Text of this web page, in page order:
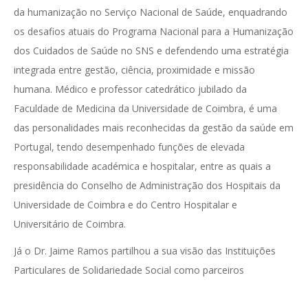
da humanização no Serviço Nacional de Saúde, enquadrando
os desafios atuais do Programa Nacional para a Humanização
dos Cuidados de Saúde no SNS e defendendo uma estratégia
integrada entre gestão, ciência, proximidade e missão
humana. Médico e professor catedrático jubilado da
Faculdade de Medicina da Universidade de Coimbra, é uma
das personalidades mais reconhecidas da gestão da saúde em
Portugal, tendo desempenhado funções de elevada
responsabilidade académica e hospitalar, entre as quais a
presidência do Conselho de Administração dos Hospitais da
Universidade de Coimbra e do Centro Hospitalar e
Universitário de Coimbra.
Já o Dr. Jaime Ramos partilhou a sua visão das Instituições
Particulares de Solidariedade Social como parceiros